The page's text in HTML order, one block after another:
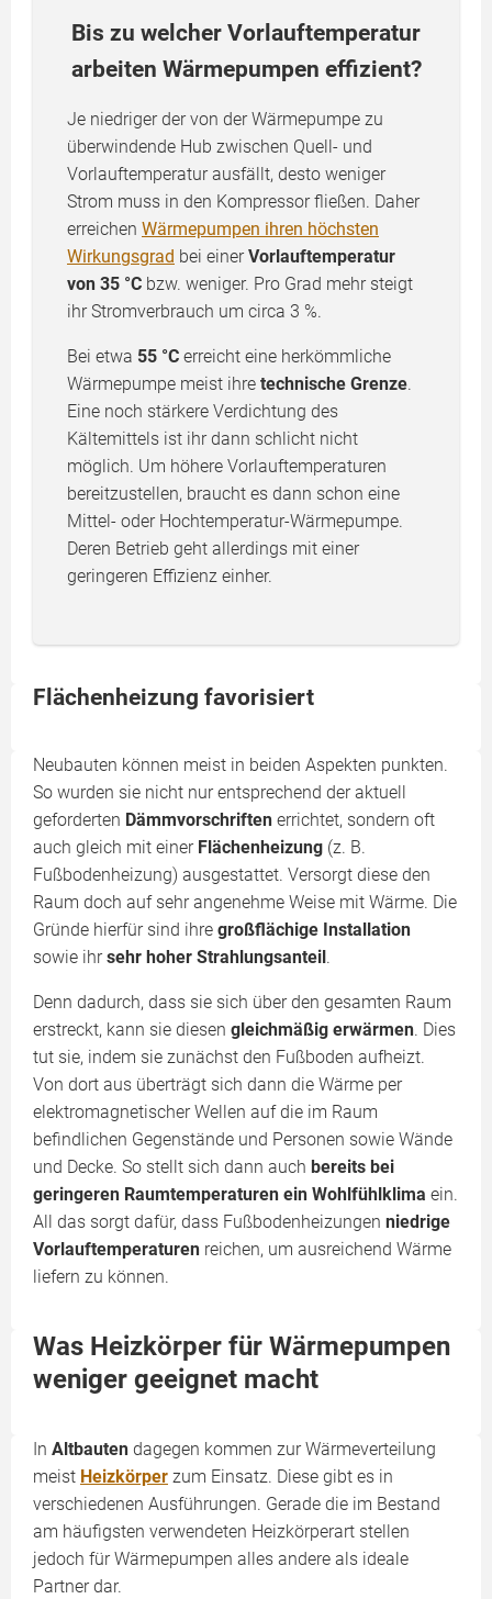
Bis zu welcher Vorlauftemperatur
arbeiten Wärmepumpen effizient?
Je niedriger der von der Wärmepumpe zu
überwindende Hub zwischen Quell- und
Vorlauftemperatur ausfällt, desto weniger
Strom muss in den Kompressor fließen. Daher
erreichen Wärmepumpen ihren höchsten
Wirkungsgrad bei einerVorlauftemperatur
von 35 °C bzw. weniger. Pro Grad mehr steigt
ihr Stromverbrauch um circa 3 %.
Bei etwa 55 °C erreicht eine herkömmliche
Wärmepumpe meist ihre technische Grenze.
Eine noch stärkere Verdichtung des
Kältemittels ist ihr dann schlicht nicht
möglich. Um höhere Vorlauftemperaturen
bereitzustellen, braucht es dann schon eine
Mittel- oder Hochtemperatur-Wärmepumpe.
Deren Betrieb geht allerdings mit einer
geringeren Effizienz einher.
Flächenheizung favorisiert
Neubauten können meist in beiden Aspekten punkten.
So wurden sie nicht nur entsprechend der aktuell
geforderten Dämmvorschriften errichtet, sondern oft
auch gleich mit einer Flächenheizung (z. B.
Fußbodenheizung) ausgestattet. Versorgt diese den
Raum doch auf sehr angenehme Weise mit Wärme. Die
Gründe hierfür sind ihre großflächige Installation
sowie ihrsehr hoher Strahlungsanteil .
Denn dadurch, dass sie sich über den gesamten Raum
erstreckt, kann sie diesen gleichmäßig erwärmen. Dies
tut sie, indem sie zunächst den Fußboden aufheizt.
Von dort aus überträgt sich dann die Wärme per
elektromagnetischer Wellen auf die im Raum
befindlichen Gegenstände und Personen sowie Wände
und Decke. So stellt sich dann auch bereits bei
geringeren Raumtemperaturen ein Wohlfühlklima ein.
All das sorgt dafür, dass Fußbodenheizungen niedrige
Vorlauftemperaturen reichen, um ausreichend Wärme
liefern zu können.
Was Heizkörper für Wärmepumpen
weniger geeignet macht
In Altbauten dagegen kommen zur Wärmeverteilung
meist Heizkörper zum Einsatz. Diese gibt es in
verschiedenen Ausführungen. Gerade die im Bestand
am häufigsten verwendeten Heizkörperart stellen
jedoch für Wärmepumpen alles andere als ideale
Partner dar.